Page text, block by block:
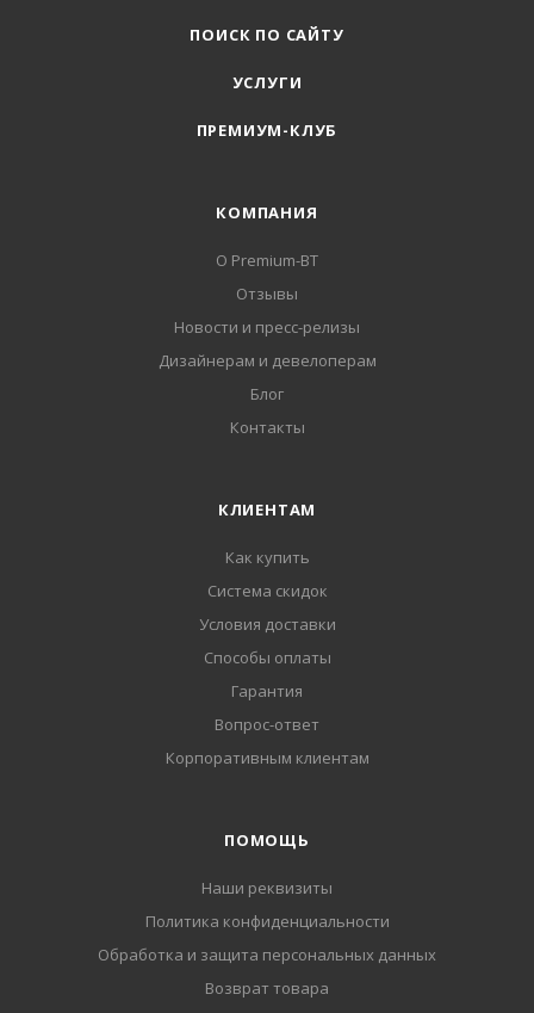
ПОИСК ПО САЙТУ
УСЛУГИ
ПРЕМИУМ-КЛУБ
КОМПАНИЯ
О Premium-BT
Отзывы
Новости и пресс-релизы
Дизайнерам и девелоперам
Блог
Контакты
КЛИЕНТАМ
Как купить
Система скидок
Условия доставки
Способы оплаты
Гарантия
Вопрос-ответ
Корпоративным клиентам
ПОМОЩЬ
Наши реквизиты
Политика конфиденциальности
Обработка и защита персональных данных
Возврат товара